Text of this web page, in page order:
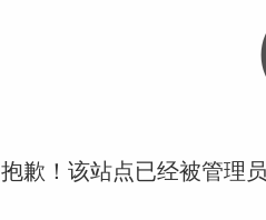
抱歉！该站点已经被管理